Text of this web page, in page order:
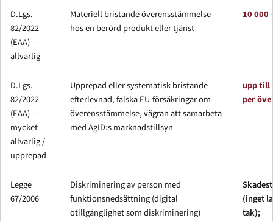
D.Lgs.
82/2022
(EAA) —
allvarlig
Materiell bristande överensstämmelse
hos en berörd produkt eller tjänst
10 000
D.Lgs.
82/2022
(EAA) —
mycket
allvarlig /
upprepad
Upprepad eller systematisk bristande
efterlevnad, falska EU-försäkringar om
överensstämmelse, vägran att samarbeta
med AgID:s marknadstillsyn
upp till
per
Legge
67/2006
Diskriminering av person med
funktionsnedsättning (digital
otillgänglighet som diskriminering)
(inget
tak);